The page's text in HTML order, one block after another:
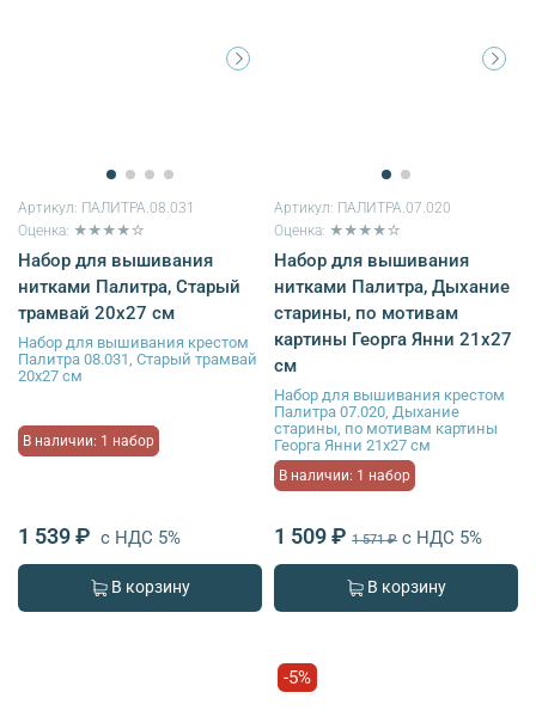
Артикул: ПАЛИТРА.08.031
Оценка: ★★★★☆
Набор для вышивания
нитками Палитра, Старый
трамвай 20х27 см
Набор для вышивания крестом
Палитра 08.031, Старый трамвай
20х27 см
В наличии: 1 набор
1 539 ₽ с НДС 5%
В корзину
Артикул: ПАЛИТРА.07.020
Оценка: ★★★★☆
Набор для вышивания
нитками Палитра, Дыхание
старины, по мотивам
картины Георга Янни 21х27
см
Набор для вышивания крестом
Палитра 07.020, Дыхание
старины, по мотивам картины
Георга Янни 21х27 см
В наличии: 1 набор
1 509 ₽ 1 571 ₽ с НДС 5%
В корзину
-5%